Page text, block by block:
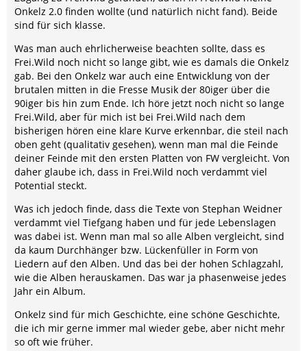
Onkelz 2.0 finden wollte (und natürlich nicht fand). Beide
sind für sich klasse.
Was man auch ehrlicherweise beachten sollte, dass es
Frei.Wild noch nicht so lange gibt, wie es damals die Onkelz
gab. Bei den Onkelz war auch eine Entwicklung von der
brutalen mitten in die Fresse Musik der 80iger über die
90iger bis hin zum Ende. Ich höre jetzt noch nicht so lange
Frei.Wild, aber für mich ist bei Frei.Wild nach dem
bisherigen hören eine klare Kurve erkennbar, die steil nach
oben geht (qualitativ gesehen), wenn man mal die Feinde
deiner Feinde mit den ersten Platten von FW vergleicht. Von
daher glaube ich, dass in Frei.Wild noch verdammt viel
Potential steckt.
Was ich jedoch finde, dass die Texte von Stephan Weidner
verdammt viel Tiefgang haben und für jede Lebenslagen
was dabei ist. Wenn man mal so alle Alben vergleicht, sind
da kaum Durchhänger bzw. Lückenfüller in Form von
Liedern auf den Alben. Und das bei der hohen Schlagzahl,
wie die Alben herauskamen. Das war ja phasenweise jedes
Jahr ein Album.
Onkelz sind für mich Geschichte, eine schöne Geschichte,
die ich mir gerne immer mal wieder gebe, aber nicht mehr
so oft wie früher.